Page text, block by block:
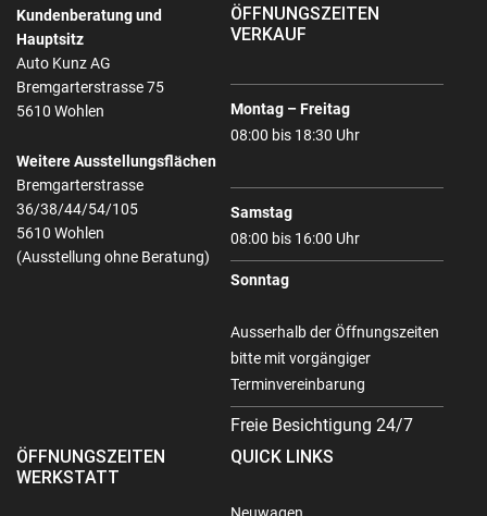
Kundenberatung und
Hauptsitz
Auto Kunz AG
Bremgarterstrasse 75
5610 Wohlen
Weitere Ausstellungsflächen
Bremgarterstrasse
36/38/44/54/105
5610 Wohlen
(Ausstellung ohne Beratung)
ÖFFNUNGSZEITEN
VERKAUF
Montag – Freitag
08:00 bis 18:30 Uhr
Samstag
08:00 bis 16:00 Uhr
Sonntag
Ausserhalb der Öffnungszeiten
bitte mit vorgängiger
Terminvereinbarung
Freie Besichtigung 24/7
ÖFFNUNGSZEITEN
WERKSTATT
QUICK LINKS
Neuwagen